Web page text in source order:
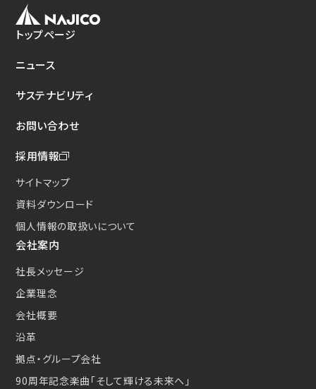
トップページ
ニュース
サステナビリティ
お問い合わせ
採用情報
サイトマップ
資料ダウンロード
個人情報の取扱いについて
会社案内
社長メッセージ
企業理念
会社概要
沿革
拠点・グループ会社
90周年記念楽曲 「そして輝ける未来へ」